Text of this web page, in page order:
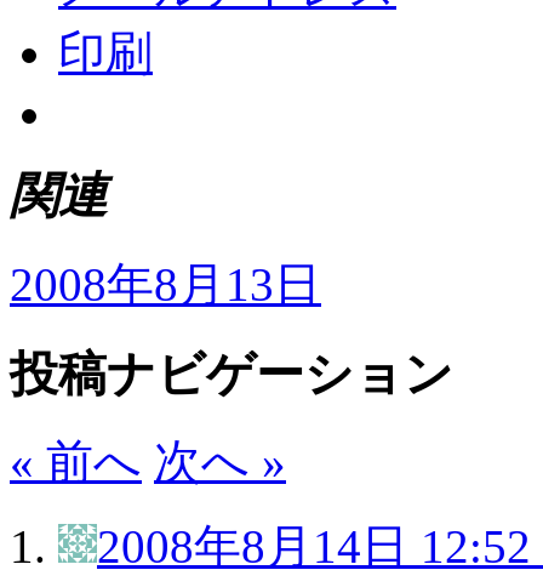
印刷
関連
2008年8月13日
投稿ナビゲーション
« 前へ 次へ »
2008年8月14日